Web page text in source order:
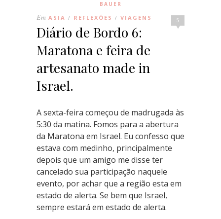
BAUER
5
Em ASIA / REFLEXÕES / VIAGENS
Diário de Bordo 6:
Maratona e feira de
artesanato made in
Israel.
A sexta-feira começou de madrugada às
5:30 da matina. Fomos para a abertura
da Maratona em Israel. Eu confesso que
estava com medinho, principalmente
depois que um amigo me disse ter
cancelado sua participação naquele
evento, por achar que a região esta em
estado de alerta. Se bem que Israel,
sempre estará em estado de alerta.